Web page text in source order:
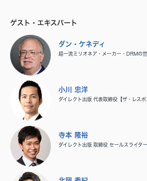
ゲスト・エキスパート
ダン・ケネディ
超一流ミリオネア・メーカー・DRMの
小川 忠洋
ダイレクト出版 代表取締役【ザ・レスポ
寺本 隆裕
ダイレクト出版 取締役 セールスライター